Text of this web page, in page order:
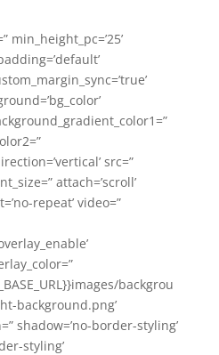
min_height_pc=’25’
src=”
attach=’scroll’
repeat’ video=”
backgrou
background.png’
shadow=’no-border-styling’
styling’